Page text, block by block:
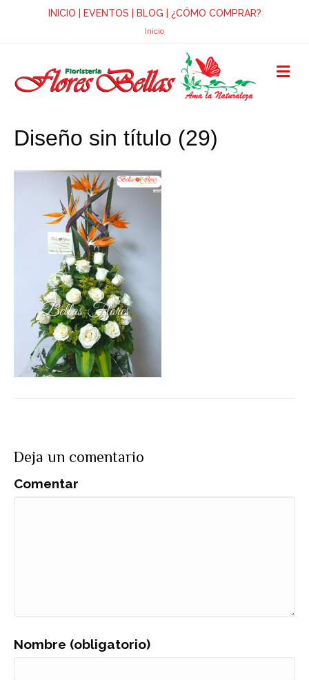
INICIO EVENTOS BLOG ¿CÓMO COMPRAR?
Inicio
M
E
Diseño sin título (29)
Deja un comentario
Comentar
Nombre (obligatorio)